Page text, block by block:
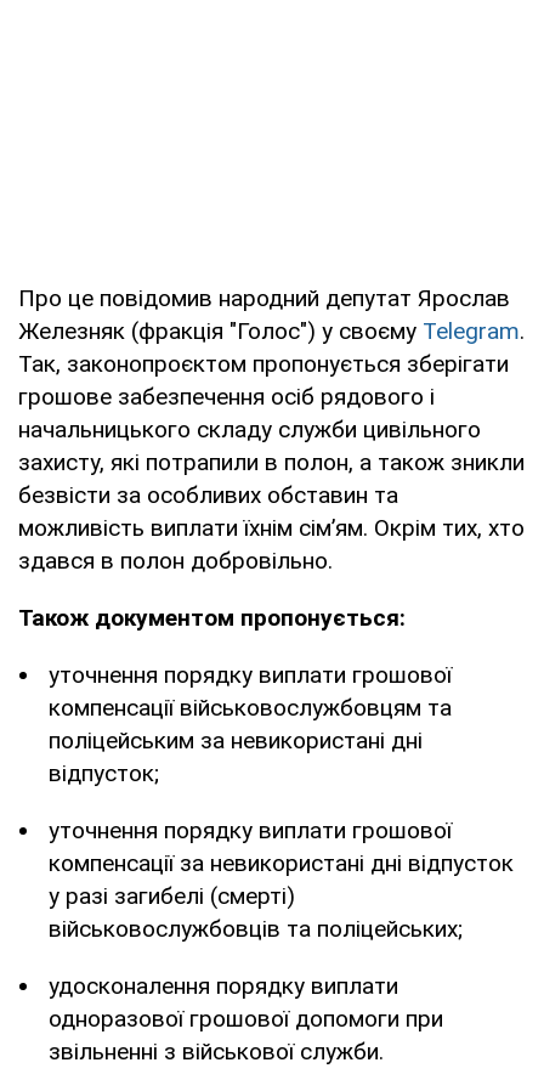
Про це повідомив народний депутат Ярослав
Железняк (фракція "Голос") у своєму Telegram.
Так, законопроєктом пропонується зберігати
грошове забезпечення осіб рядового і
начальницького складу служби цивільного
захисту, які потрапили в полон, а також зникли
безвісти за особливих обставин та
можливість виплати їхнім сім’ям. Окрім тих, хто
здався в полон добровільно.
Також документом пропонується:
уточнення порядку виплати грошової
компенсації військовослужбовцям та
поліцейським за невикористані дні
відпусток;
уточнення порядку виплати грошової
компенсації за невикористані дні відпусток
у разі загибелі (смерті)
військовослужбовців та поліцейських;
удосконалення порядку виплати
одноразової грошової допомоги при
звільненні з військової служби.